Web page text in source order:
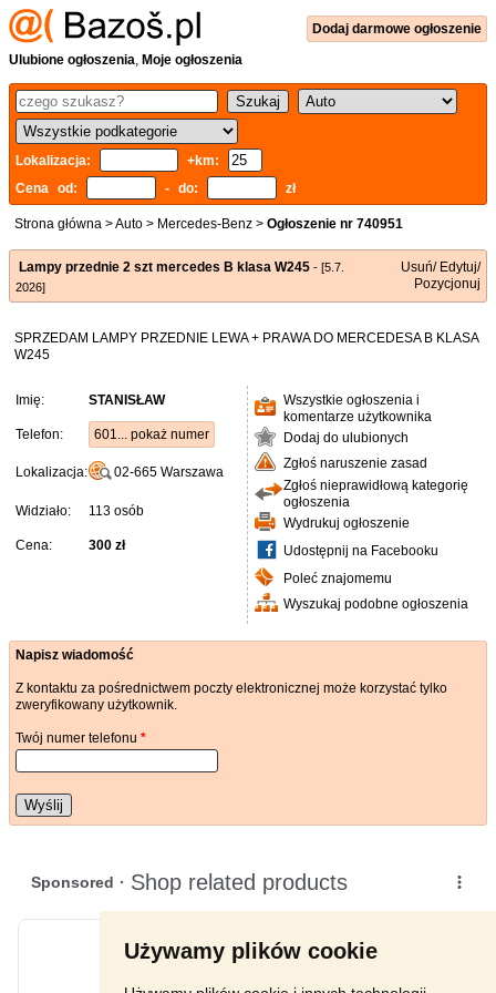
Używamy plików cookie
Dodaj darmowe ogłoszenie
Ulubione ogłoszenia, Moje ogłoszenia
Lokalizacja:
+km:
Cena od:
- do: zł
Strona główna >Auto > Mercedes-Benz > Ogłoszenie nr 740951
Lampy przednie 2 szt mercedes B klasa W245 - [5.7.
2026]
Usuń/ Edytuj/
Pozycjonuj
SPRZEDAM LAMPY PRZEDNIE LEWA + PRAWA DO MERCEDESA B KLASA
W245
Imię: STANISŁAW
Telefon: 601... pokaż numer
Lokalizacja: 02-665 Warszawa
Widziało: 113 osób
Cena: 300 zł
Wszystkie ogłoszenia i
komentarze użytkownika
Dodaj do ulubionych
Zgłoś naruszenie zasad
Zgłoś nieprawidłową kategorię
ogłoszenia
Wydrukuj ogłoszenie
Udostępnij na Facebooku
Poleć znajomemu
Wyszukaj podobne ogłoszenia
Napisz wiadomość
Z kontaktu za pośrednictwem poczty elektronicznej może korzystać tylko
zweryfikowany użytkownik.
Twój numer telefonu *
Wyślij